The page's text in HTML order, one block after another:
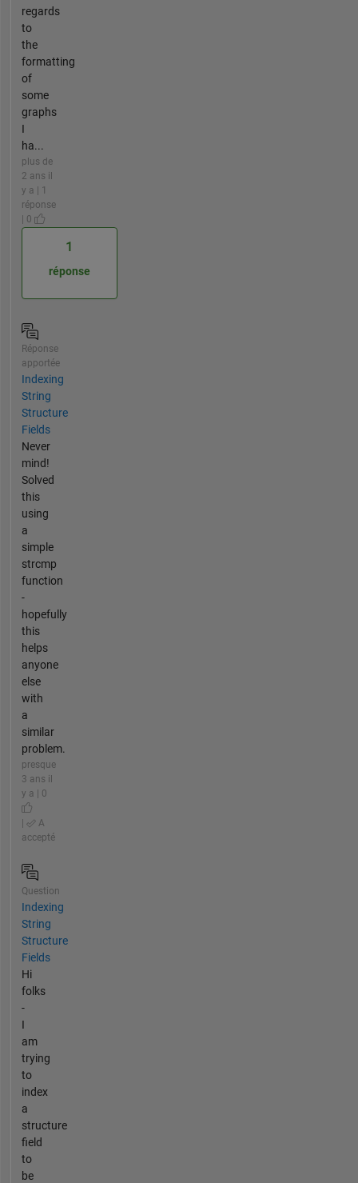
regards
to
the
formatting
of
some
graphs
I
ha...
plus de
2 ans il
y a | 1
réponse
| 0
1
réponse
Réponse
apportée
Indexing
String
Structure
Fields
Never
mind!
Solved
this
using
a
simple
strcmp
function
-
hopefully
this
helps
anyone
else
with
a
similar
problem.
presque
3 ans il
y a | 0
|
A
accepté
Question
Indexing
String
Structure
Fields
Hi
folks
-
I
am
trying
to
index
a
structure
field
to
be